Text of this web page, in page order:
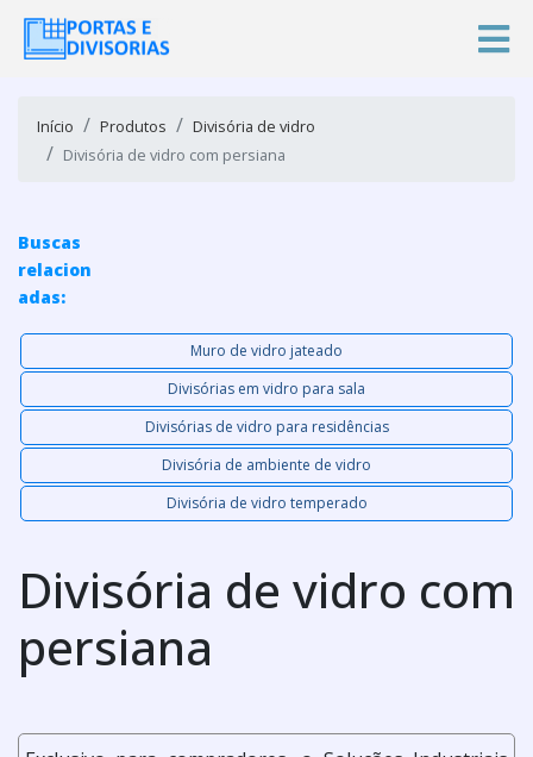
Início Produtos
Divisória de vidro
Divisória de vidro com persiana
Buscas
relacion
adas:
Muro de vidro jateado
Divisórias em vidro para sala
Divisórias de vidro para residências
Divisória de ambiente de vidro
Divisória de vidro temperado
Divisória de vidro com
persiana